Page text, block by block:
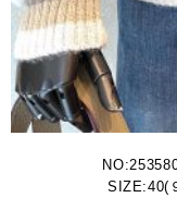
SIZE:40(